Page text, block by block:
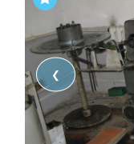
❮